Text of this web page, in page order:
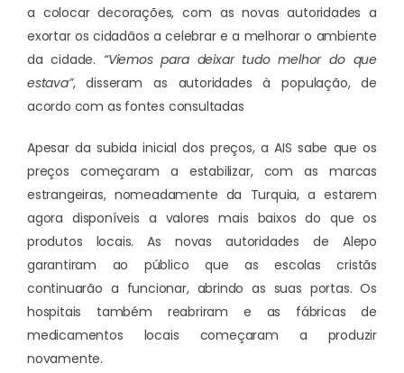
a colocar decorações, com as novas autoridades a
exortar os cidadãos a celebrar e a melhorar o ambiente
da cidade. “Viemos para deixar tudo melhor do que
estava”, disseram as autoridades à população, de
acordo com as fontes consultadas
Apesar da subida inicial dos preços, a AIS sabe que os
preços começaram a estabilizar, com as marcas
estrangeiras, nomeadamente da Turquia, a estarem
agora disponíveis a valores mais baixos do que os
produtos locais. As novas autoridades de Alepo
garantiram ao público que as escolas cristãs
continuarão a funcionar, abrindo as suas portas. Os
hospitais também reabriram e as fábricas de
medicamentos locais começaram a produzir
novamente.